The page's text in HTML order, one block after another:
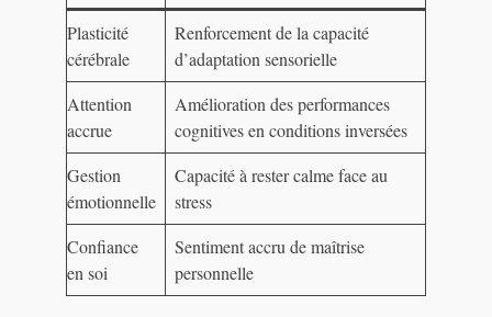
Plasticité
cérébrale
Renforcement de la capacité
d’adaptation sensorielle
Attention
accrue
Amélioration des performances
cognitives en conditions inversées
Gestion
émotionnelle
Capacité à rester calme face au
stress
Confiance
en soi
Sentiment accru de maîtrise
personnelle